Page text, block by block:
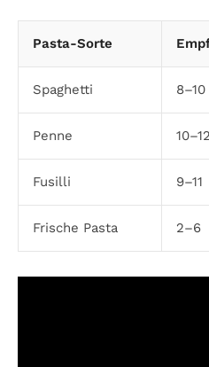
Pasta-Sorte
Spaghetti 8–10
Penne 10–12
Fusilli 9–11
Frische Pasta 2–6